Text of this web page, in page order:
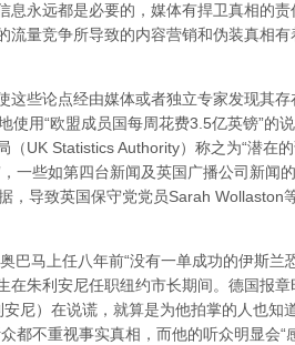
息永远都是必要的，媒体有捍卫真相的责
流量竞争所导致的内容营销和伪装真相有
些论点经由媒体或者独立专家发现其存
用“欧盟成员国每周花费3.5亿英镑”的
UK Statistics Authority）称之为“潜在的
一些如第四台新闻及英国广播公司新闻
，导致英国保守党党员Sarah Wollaston
巴马上任八年前“没有一单成功的伊斯兰
朱利安尼任职纽约市长期间。德国报章
尼）在说谎，就算是为他拍掌的人也知
都不重视事实真相，而他的听众明显会“